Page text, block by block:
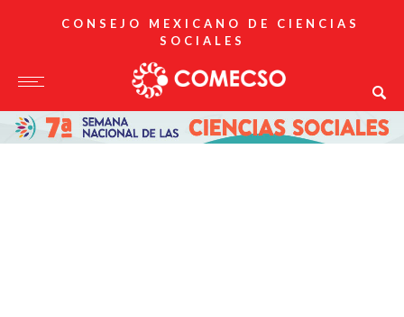
CONSEJO MEXICANO DE CIENCIAS
SOCIALES